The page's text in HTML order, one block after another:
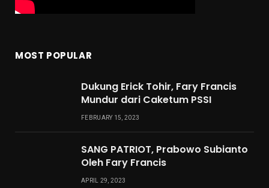
MOST POPULAR
Dukung Erick Tohir, Fary Francis
Mundur dari Caketum PSSI
FEBRUARY 15, 2023
SANG PATRIOT, Prabowo Subianto
Oleh Fary Francis
APRIL 29, 2023